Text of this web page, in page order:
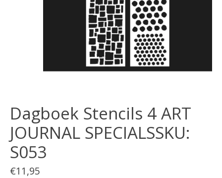
Dagboek Stencils 4 ART
JOURNAL SPECIALSSKU:
S053
€11,95